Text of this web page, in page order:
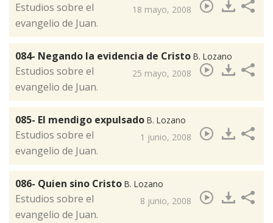
18 mayo, 2008
​Estudios sobre el
evangelio de Juan.
084- Negando la evidencia de Cristo B. Lozano
25 mayo, 2008
​Estudios sobre el
evangelio de Juan.
085- El mendigo expulsado B. Lozano
1 junio, 2008
​Estudios sobre el
evangelio de Juan.
086- Quien sino Cristo B. Lozano
8 junio, 2008
​Estudios sobre el
evangelio de Juan.